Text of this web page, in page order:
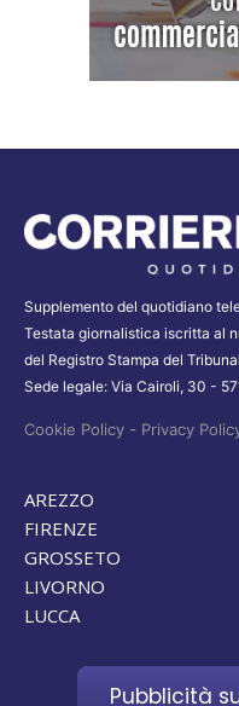
Supplemento del quotidiano
Testata giornalistica iscritta al
del Registro Stampa del
Sede legale: Via Cairoli, 30 -
Cookie Policy - Privacy
AREZZO
FIRENZE
GROSSETO
LIVORNO
LUCCA
Pubblicità